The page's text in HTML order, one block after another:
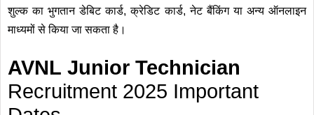
शुल्क का भुगतान डेबिट कार्ड, क्रेडिट कार्ड, नेट बैंकिंग या अन्य ऑनलाइन
माध्यमों से किया जा सकता है।
AVNL Junior Technician
Recruitment 2025 Important